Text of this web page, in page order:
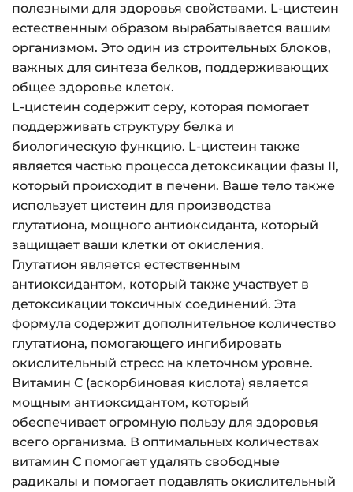
полезными для здоровья свойствами. L-цистеин
естественным образом вырабатывается вашим
организмом. Это один из строительных блоков,
важных для синтеза белков, поддерживающих
общее здоровье клеток.
L-цистеин содержит серу, которая помогает
поддерживать структуру белка и
биологическую функцию. L-цистеин также
является частью процесса детоксикации фазы II,
который происходит в печени. Ваше тело также
использует цистеин для производства
глутатиона, мощного антиоксиданта, который
защищает ваши клетки от окисления.
Глутатион является естественным
антиоксидантом, который также участвует в
детоксикации токсичных соединений. Эта
формула содержит дополнительное количество
глутатиона, помогающего ингибировать
окислительный стресс на клеточном уровне.
Витамин С (аскорбиновая кислота) является
мощным антиоксидантом, который
обеспечивает огромную пользу для здоровья
всего организма. В оптимальных количествах
витамин С помогает удалять свободные
радикалы и помогает подавлять окислительный